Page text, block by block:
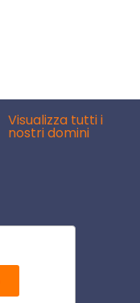
Visualizza tutti i
nostri domini